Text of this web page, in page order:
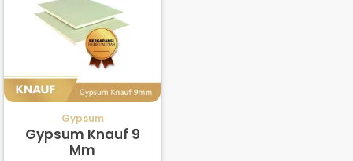
Gypsum
Gypsum Knauf 9
Mm